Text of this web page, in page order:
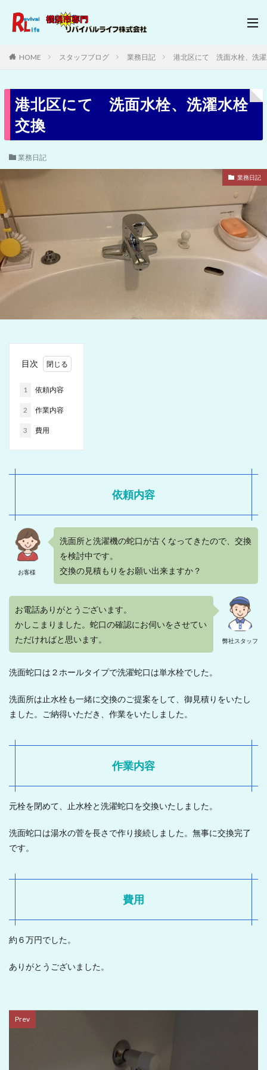
HOME スタッフブログ 業務日記 港北区にて 洗面水栓、洗
港北区にて 洗面水栓、洗濯水栓
交換
業務日記
業務日記
目次
1 依頼内容
2 作業内容
3 費用
依頼内容
お客様
洗面所と洗濯機の蛇口が古くなってきたので、交換
を検討中です。
交換の見積もりをお願い出来ますか？
弊社スタッフ
お電話ありがとうございます。
かしこまりました。蛇口の確認にお伺いをさせてい
ただければと思います。
洗面蛇口は２ホールタイプで洗濯蛇口は単水栓でした。
洗面所は止水栓も一緒に交換のご提案をして、御見積りをいたし
ました。ご納得いただき、作業をいたしました。
作業内容
元栓を閉めて、止水栓と洗濯蛇口を交換いたしました。
洗面蛇口は湯水の菅を長さで作り接続しました。無事に交換完了
です。
費用
約６万円でした。
ありがとうございました。
Prev